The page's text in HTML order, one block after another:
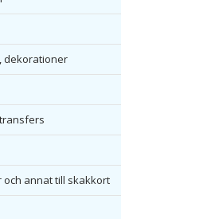
dekorationer
och annat till skakkort